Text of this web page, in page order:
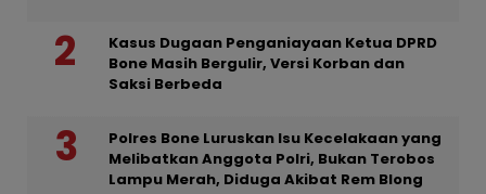
Kasus Dugaan Penganiayaan Ketua DPRD
Bone Masih Bergulir, Versi Korban dan
Saksi Berbeda
Polres Bone Luruskan Isu Kecelakaan yang
Melibatkan Anggota Polri, Bukan Terobos
Lampu Merah, Diduga Akibat Rem Blong